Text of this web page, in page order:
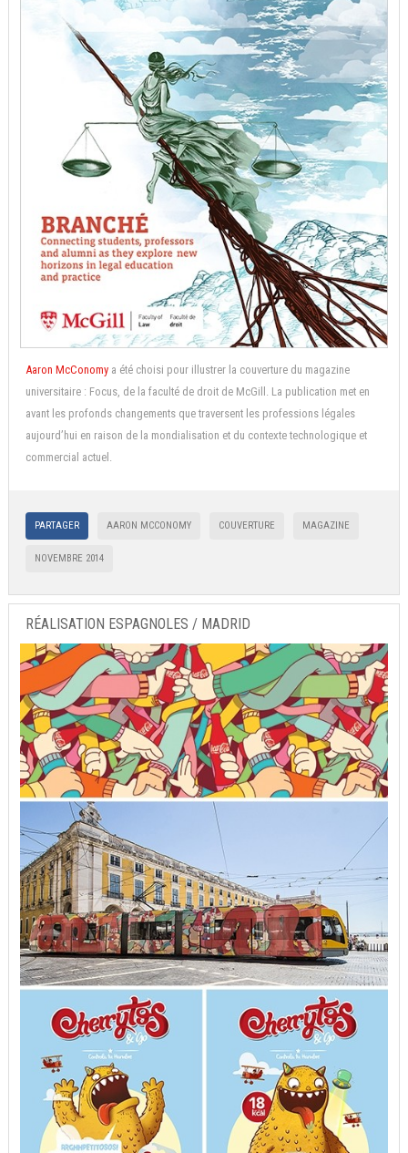
Aaron McConomy a été choisi pour illustrer la couverture du magazine
universitaire : Focus, de la faculté de droit de McGill. La publication met en
avant les profonds changements que traversent les professions légales
aujourd’hui en raison de la mondialisation et du contexte technologique et
commercial actuel.
PARTAGER AARON MCCONOMY COUVERTURE MAGAZINE
NOVEMBRE 2014
RÉALISATION ESPAGNOLES / MADRID